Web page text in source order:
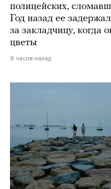
полицейских,
Год назад ее
за закладчицу, когда
цветы
9 часов назад